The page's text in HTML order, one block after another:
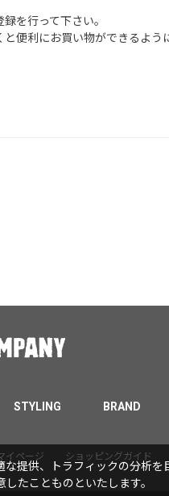
を行って下さい。
便利にお買い物ができるよう
STYLING BRAND
イページ ショッピングガイド
提供、トラフィックの分析を
たことものといたします。